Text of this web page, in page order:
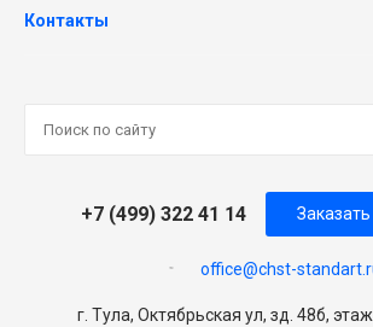
Контакты
+7 (499) 322 41 14
office@chst-
г. Тула, Октябрьская ул, зд. 48б,